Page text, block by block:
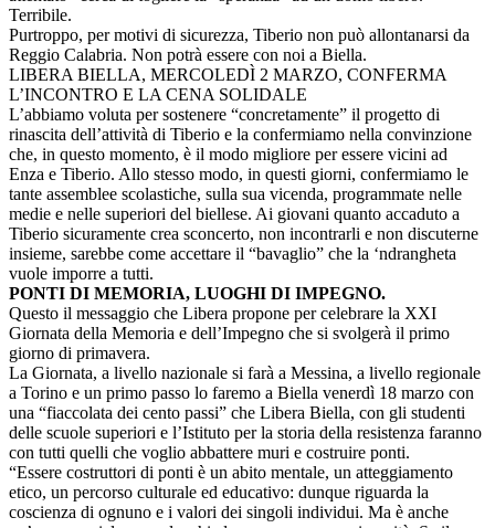
Terribile.
Purtroppo, per motivi di sicurezza, Tiberio non può allontanarsi da
Reggio Calabria. Non potrà essere con noi a Biella.
LIBERA BIELLA, MERCOLEDÌ 2 MARZO, CONFERMA
L’INCONTRO E LA CENA SOLIDALE
L’abbiamo voluta per sostenere “concretamente” il progetto di
rinascita dell’attività di Tiberio e la confermiamo nella convinzione
che, in questo momento, è il modo migliore per essere vicini ad
Enza e Tiberio. Allo stesso modo, in questi giorni, confermiamo le
tante assemblee scolastiche, sulla sua vicenda, programmate nelle
medie e nelle superiori del biellese. Ai giovani quanto accaduto a
Tiberio sicuramente crea sconcerto, non incontrarli e non discuterne
insieme, sarebbe come accettare il “bavaglio” che la ‘ndrangheta
vuole imporre a tutti.
PONTI DI MEMORIA, LUOGHI DI IMPEGNO.
Questo il messaggio che Libera propone per celebrare la XXI
Giornata della Memoria e dell’Impegno che si svolgerà il primo
giorno di primavera.
La Giornata, a livello nazionale si farà a Messina, a livello regionale
a Torino e un primo passo lo faremo a Biella venerdì 18 marzo con
una “fiaccolata dei cento passi” che Libera Biella, con gli studenti
delle scuole superiori e l’Istituto per la storia della resistenza faranno
con tutti quelli che voglio abbattere muri e costruire ponti.
“Essere costruttori di ponti è un abito mentale, un atteggiamento
etico, un percorso culturale ed educativo: dunque riguarda la
coscienza di ognuno e i valori dei singoli individui. Ma è anche